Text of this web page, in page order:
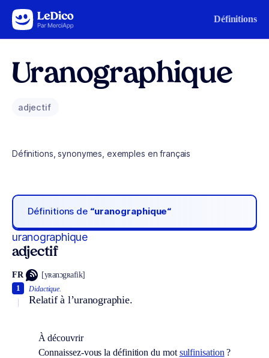
Aller au contenu Définitions
Uranographique
adjectif
Définitions, synonymes, exemples en français
Définitions de “uranographique“
uranographique
adjectif
FR [yʀanɔgʀafik]
Didactique.
Relatif à l’uranographie.
1
À découvrir
Connaissez-vous la définition du mot sulfinisation ?